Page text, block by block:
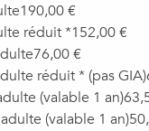
€
réduit *152,00 €
€
réduit * (pas
(valable 1
(valable 1